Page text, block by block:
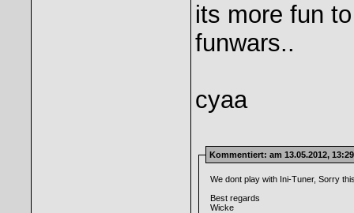
its more fun
funwars..
cyaa
Kommentiert: am 13.05.2012,
We dont play with Ini-Tuner, Sorry
Best regards
Wicke